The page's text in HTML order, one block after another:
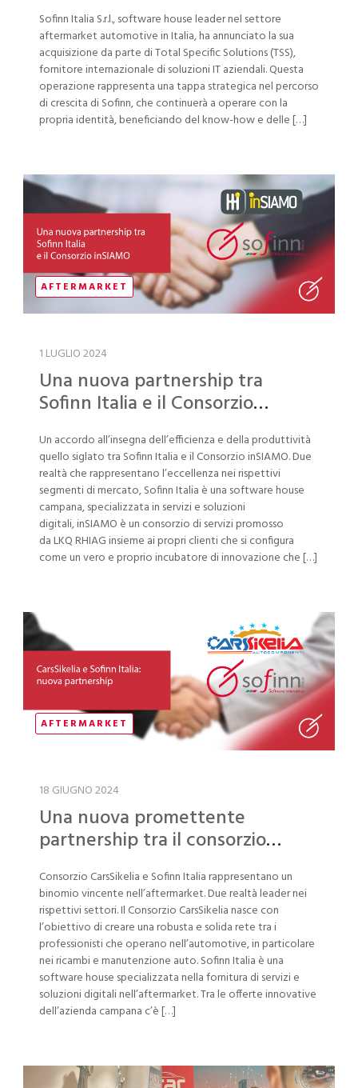
settore aftermarket automotive
Sofinn Italia S.r.l., software house leader nel settore
aftermarket automotive in Italia, ha annunciato la sua
acquisizione da parte di Total Specific Solutions (TSS),
fornitore internazionale di soluzioni IT aziendali. Questa
operazione rappresenta una tappa strategica nel percorso
di crescita di Sofinn, che continuerà a operare con la
propria identità, beneficiando del know-how e delle […]
AFTERMARKET
1 LUGLIO 2024
Una nuova partnership tra
Sofinn Italia e il Consorzio
Un accordo all’insegna dell’efficienza e della produttività
quello siglato tra Sofinn Italia e il Consorzio inSIAMO. Due
realtà che rappresentano l’eccellenza nei rispettivi
segmenti di mercato, Sofinn Italia è una software house
campana, specializzata in servizi e soluzioni
digitali, inSIAMO è un consorzio di servizi promosso
da LKQ RHIAG insieme ai propri clienti che si configura
come un vero e proprio incubatore di innovazione che […]
AFTERMARKET
18 GIUGNO 2024
Una nuova promettente
partnership tra il consorzio
Consorzio CarsSikelia e Sofinn Italia rappresentano un
binomio vincente nell’aftermarket. Due realtà leader nei
rispettivi settori. Il Consorzio CarsSikelia nasce con
l’obiettivo di creare una robusta e solida rete tra i
professionisti che operano nell’automotive, in particolare
nei ricambi e manutenzione auto. Sofinn Italia è una
software house specializzata nella fornitura di servizi e
soluzioni digitali nell’aftermarket. Tra le offerte innovative
dell’azienda campana c’è […]